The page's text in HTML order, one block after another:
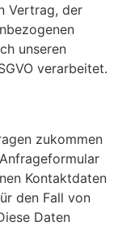
Vertrag, der
unseren
verarbeitet.
zukommen
Kontaktdaten
den Fall von
Daten